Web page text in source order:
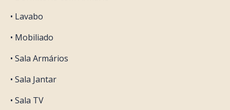
• Lavabo
• Mobiliado
• Sala Armários
• Sala Jantar
• Sala TV